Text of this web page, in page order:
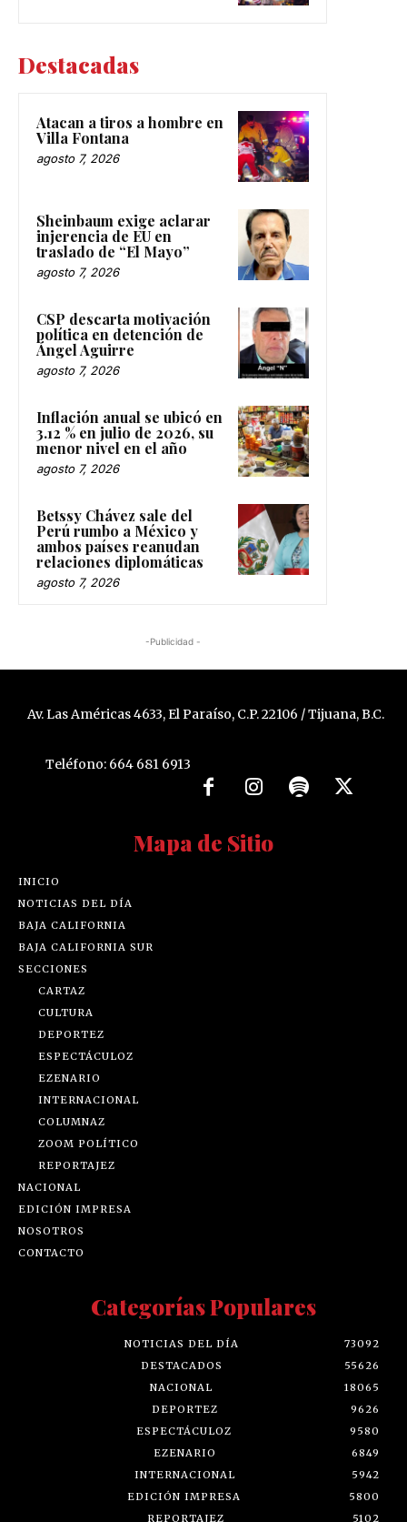
Destacadas
Atacan a tiros a hombre en
Villa Fontana
agosto 7, 2026
Sheinbaum exige aclarar
injerencia de EU en
traslado de “El Mayo”
agosto 7, 2026
CSP descarta motivación
política en detención de
Ángel Aguirre
agosto 7, 2026
Inflación anual se ubicó en
3.12 % en julio de 2026, su
menor nivel en el año
agosto 7, 2026
Betssy Chávez sale del
Perú rumbo a México y
ambos países reanudan
relaciones diplomáticas
agosto 7, 2026
-Publicidad -
Av. Las Américas 4633, El Paraíso, C.P. 22106 / Tijuana, B.C.
Teléfono: 664 681 6913
Mapa de Sitio
INICIO
NOTICIAS DEL DÍA
BAJA CALIFORNIA
BAJA CALIFORNIA SUR
SECCIONES
CARTAZ
CULTURA
DEPORTEZ
ESPECTÁCULOZ
EZENARIO
INTERNACIONAL
COLUMNAZ
ZOOM POLÍTICO
REPORTAJEZ
NACIONAL
EDICIÓN IMPRESA
NOSOTROS
CONTACTO
Categorías Populares
NOTICIAS DEL DÍA
73092
DESTACADOS
55626
NACIONAL
18065
DEPORTEZ
9626
ESPECTÁCULOZ
9580
EZENARIO
6849
INTERNACIONAL
5942
EDICIÓN IMPRESA
5800
REPORTAJEZ
5102